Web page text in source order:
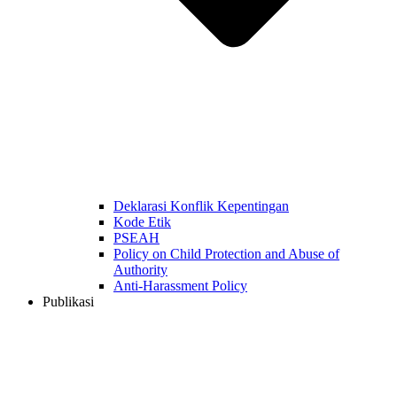
Deklarasi Konflik Kepentingan
Kode Etik
PSEAH
Policy on Child Protection and Abuse of
Authority
Anti-Harassment Policy
Publikasi